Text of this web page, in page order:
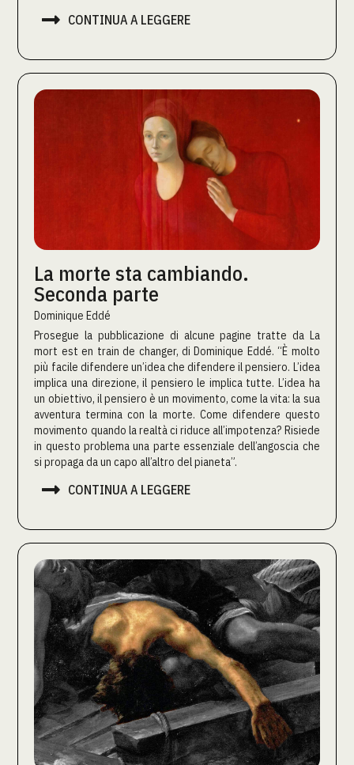
 CONTINUA A LEGGERE
La morte sta cambiando.
Seconda parte
Dominique Eddé
Prosegue la pubblicazione di alcune pagine tratte da La
mort est en train de changer, di Dominique Eddé. “È molto
più facile difendere un’idea che difendere il pensiero. L’idea
implica una direzione, il pensiero le implica tutte. L’idea ha
un obiettivo, il pensiero è un movimento, come la vita: la sua
avventura termina con la morte. Come difendere questo
movimento quando la realtà ci riduce all’impotenza? Risiede
in questo problema una parte essenziale dell’angoscia che
si propaga da un capo all’altro del pianeta”.
 CONTINUA A LEGGERE